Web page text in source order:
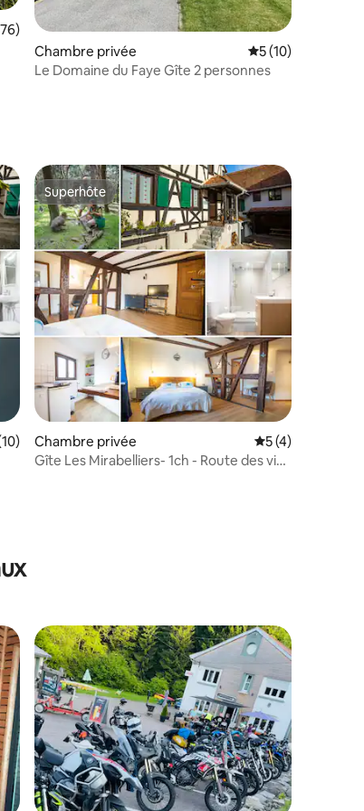
4,95 sur 5
moyenne sur la base de 76 commentaires : 4,87 sur 5
Chambre privée Évaluation
5 (10)
Le Domaine du Faye Gîte 2 personnes
4,85 sur 5
moyenne sur la base de 10 commentaires : 4,7 sur 5
Superhôte
Superhôte
Chambre privée Évaluation
5 (4)
Gîte Les Mirabelliers- 1ch - Route des vins